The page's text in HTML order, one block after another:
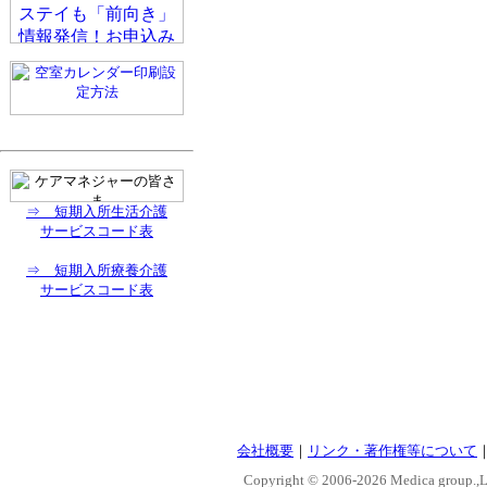
⇒ 短期入所生活介護
サービスコード表
⇒ 短期入所療養介護
サービスコード表
会社概要 ｜ リンク・著作権等について
Copyright © 2006-2026 Medica